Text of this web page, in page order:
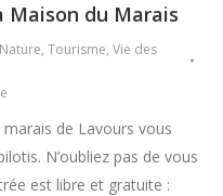
Maison du Marais
Nature, Tourisme, Vie des
de Lavours vous
N’oubliez pas de vous
est libre et gratuite :